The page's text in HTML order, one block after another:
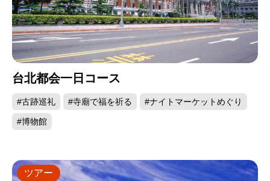
台北都会一日コース
#古跡巡礼 #寺廟で福を祈る #ナイトマーケットめぐり
#博物館
ツアー